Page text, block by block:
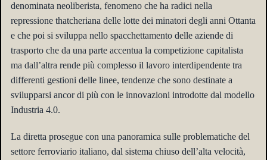
denominata neoliberista, fenomeno che ha radici nella
repressione thatcheriana delle lotte dei minatori degli anni Ottanta
e che poi si sviluppa nello spacchettamento delle aziende di
trasporto che da una parte accentua la competizione capitalista
ma dall’altra rende più complesso il lavoro interdipendente tra
differenti gestioni delle linee, tendenze che sono destinate a
svilupparsi ancor di più con le innovazioni introdotte dal modello
Industria 4.0.
La diretta prosegue con una panoramica sulle problematiche del
settore ferroviario italiano, dal sistema chiuso dell’alta velocità,